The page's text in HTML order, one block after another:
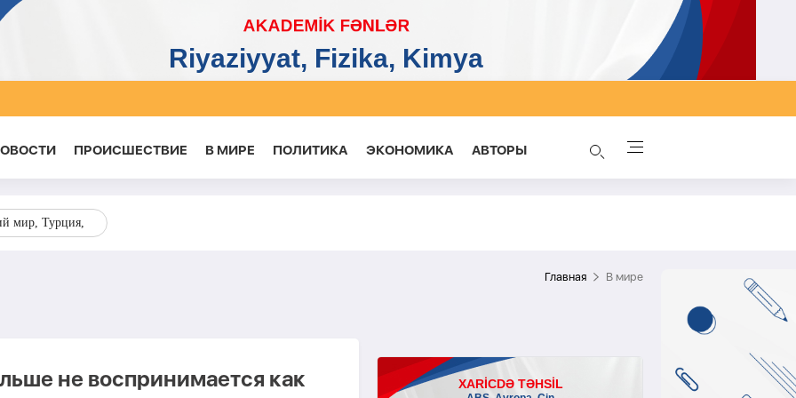
ПРОИСШЕСТВИЕ В МИРЕ ПОЛИТИКА ЭКОНОМИКА AВТОРЫ
мир, Турция,
Главная В мире
не воспринимается как